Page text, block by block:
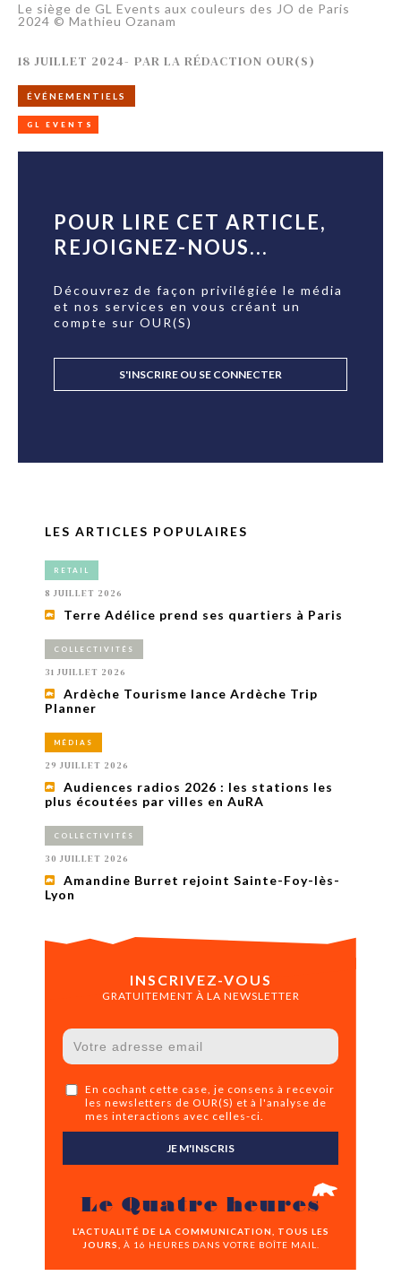
Le siège de GL Events aux couleurs des JO de Paris
2024 © Mathieu Ozanam
18 JUILLET 2024- PAR LA RÉDACTION OUR(S)
ÉVÉNEMENTIELS
GL EVENTS
POUR LIRE CET ARTICLE,
REJOIGNEZ-NOUS...
Découvrez de façon privilégiée le média
et nos services en vous créant un
compte sur OUR(S)
S'INSCRIRE OU SE CONNECTER
LES ARTICLES POPULAIRES
RETAIL
8 JUILLET 2026
Terre Adélice prend ses quartiers à Paris
COLLECTIVITÉS
31 JUILLET 2026
Ardèche Tourisme lance Ardèche Trip
Planner
MÉDIAS
29 JUILLET 2026
Audiences radios 2026 : les stations les
plus écoutées par villes en AuRA
COLLECTIVITÉS
30 JUILLET 2026
Amandine Burret rejoint Sainte-Foy-lès-
Lyon
INSCRIVEZ-VOUS
GRATUITEMENT À LA NEWSLETTER
En cochant cette case, je consens à recevoir
les newsletters de OUR(S) et à l'analyse de
mes interactions avec celles-ci.
JE M'INSCRIS
Le Quatre heures
L’ACTUALITÉ DE LA COMMUNICATION, TOUS LES
JOURS,
À 16 HEURES DANS VOTRE BOÎTE MAIL.